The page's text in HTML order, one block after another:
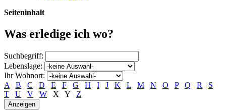
Seiteninhalt
Was erledige ich wo?
Suchbegriff:
Lebenslage:
Ihr Wohnort:
A
B C D E F G H I J K L M N O P Q R
S
T
U V W X Y Z